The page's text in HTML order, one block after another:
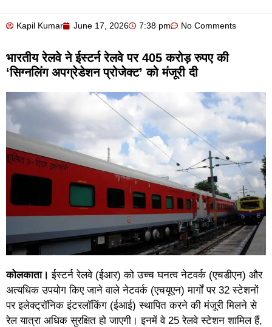
Kapil Kumar June 17, 2026 7:38 pm No Comments
भारतीय रेलवे ने ईस्टर्न रेलवे पर 405 करोड़ रुपए की
‘सिग्नलिंग अपग्रेडेशन प्रोजेक्ट’ को मंजूरी दी
कोलकाता। ईस्टर्न रेलवे (ईआर) को उच्च घनत्व नेटवर्क (एचडीएन) और
अत्यधिक उपयोग किए जाने वाले नेटवर्क (एचयूएन) मार्गों पर 32 स्टेशनों
पर इलेक्ट्रॉनिक इंटरलॉकिंग (ईआई) स्थापित करने की मंजूरी मिलने से
रेल यात्रा अधिक सुरक्षित हो जाएगी। इनमें वे 25 रेलवे स्टेशन शामिल हैं,